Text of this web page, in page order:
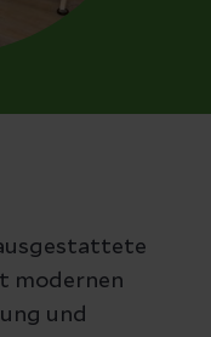
modernen
und